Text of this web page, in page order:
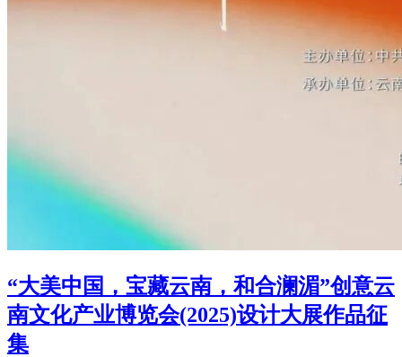
“大美中国，宝藏云南，和合澜湄”创意云
南文化产业博览会(2025)设计大展作品征
集